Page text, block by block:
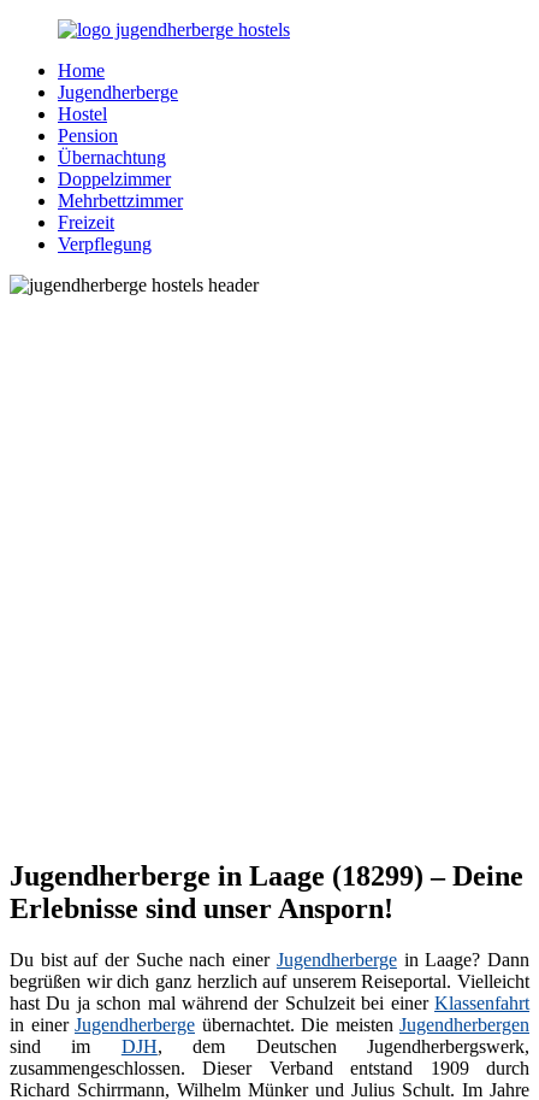
Zurück
Inhalt
Jugendherberge-
Hostels.de
Reisen
junge
jung
gebliebene
Menschen
Home
Jugendherberge
Hostel
Pension
Übernachtung
Doppelzimmer
Mehrbettzimmer
Freizeit
Verpflegung
Jugendherberge in Laage (18299) – Deine
Erlebnisse sind unser Ansporn!
Du bist auf der Suche nach einer Jugendherbergein Laage? Dann
begrüßen wir dich ganz herzlich auf unserem Reiseportal. Vielleicht
hast Du ja schon mal während der Schulzeit bei einer Klassenfahrt
in einer Jugendherberge übernachtet. Die meisten Jugendherbergen
sind im DJH, dem Deutschen Jugendherbergswerk,
zusammengeschlossen. Dieser Verband entstand 1909 durch
Richard Schirrmann, Wilhelm Münker und Julius Schult. Im Jahre